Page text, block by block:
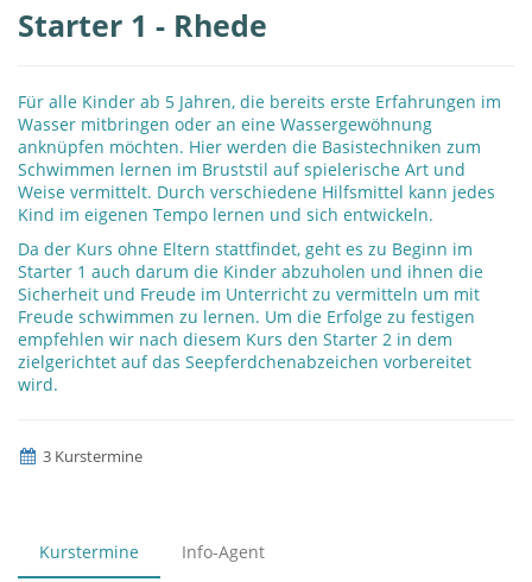
Starter 1 - Rhede
Für alle Kinder ab 5 Jahren, die bereits erste Erfahrungen im
Wasser mitbringen oder an eine Wassergewöhnung
anknüpfen möchten. Hier werden die Basistechniken zum
Schwimmen lernen im Bruststil auf spielerische Art und
Weise vermittelt. Durch verschiedene Hilfsmittel kann jedes
Kind im eigenen Tempo lernen und sich entwickeln.
Da der Kurs ohne Eltern stattfindet, geht es zu Beginn im
Starter 1 auch darum die Kinder abzuholen und ihnen die
Sicherheit und Freude im Unterricht zu vermitteln um mit
Freude schwimmen zu lernen. Um die Erfolge zu festigen
empfehlen wir nach diesem Kurs den Starter 2 in dem
zielgerichtet auf das Seepferdchenabzeichen vorbereitet
wird.
3 Kurstermine
Kurstermine Info-Agent